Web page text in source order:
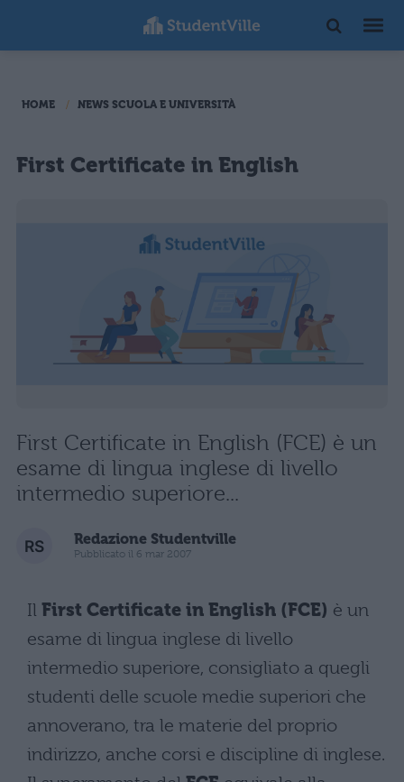
HOME NEWS SCUOLA E UNIVERSITÀ
First Certificate in English
First Certificate in English (FCE) è un
esame di lingua inglese di livello
intermedio superiore...
Redazione Studentville
Pubblicato il 6 mar 2007
Il First Certificate in English (FCE) è un
esame di lingua inglese di livello
intermedio superiore, consigliato a quegli
studenti delle scuole medie superiori che
annoverano, tra le materie del proprio
indirizzo, anche corsi e discipline di inglese.